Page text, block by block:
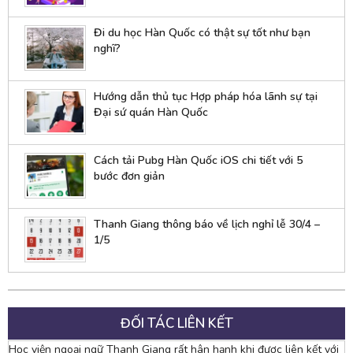
Đi du học Hàn Quốc có thật sự tốt như bạn
nghĩ?
Hướng dẫn thủ tục Hợp pháp hóa lãnh sự tại
Đại sứ quán Hàn Quốc
Cách tải Pubg Hàn Quốc iOS chi tiết với 5
bước đơn giản
Thanh Giang thông báo về lịch nghỉ lễ 30/4 –
1/5
ĐỐI TÁC LIÊN KẾT
Học viện ngoại ngữ Thanh Giang rất hân hạnh khi được liên kết với